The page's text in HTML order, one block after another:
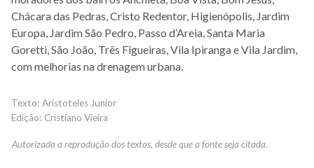
Chácara das Pedras, Cristo Redentor, Higienópolis, Jardim
Europa, Jardim São Pedro, Passo d’Areia, Santa Maria
Goretti, São João, Três Figueiras, Vila Ipiranga e Vila Jardim,
com melhorias na drenagem urbana.
Aristoteles Junior
Cristiano Vieira